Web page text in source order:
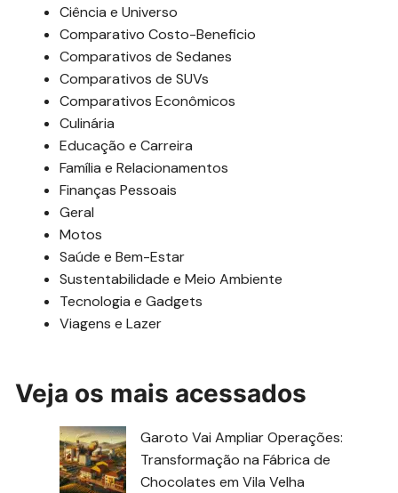
Ciência e Universo
Comparativo Costo-Beneficio
Comparativos de Sedanes
Comparativos de SUVs
Comparativos Econômicos
Culinária
Educação e Carreira
Família e Relacionamentos
Finanças Pessoais
Geral
Motos
Saúde e Bem-Estar
Sustentabilidade e Meio Ambiente
Tecnologia e Gadgets
Viagens e Lazer
Veja os mais acessados
Garoto Vai Ampliar Operações:
Transformação na Fábrica de
Chocolates em Vila Velha